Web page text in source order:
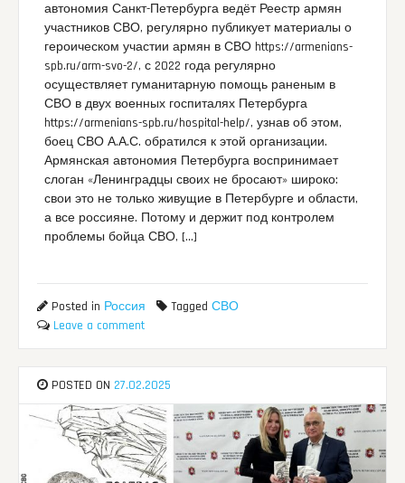
автономия Санкт-Петербурга ведёт Реестр армян
участников СВО, регулярно публикует материалы о
героическом участии армян в СВО https://armenians-
spb.ru/arm-svo-2/, с 2022 года регулярно
осуществляет гуманитарную помощь раненым в
СВО в двух военных госпиталях Петербурга
https://armenians-spb.ru/hospital-help/, узнав об этом,
боец СВО А.А.С. обратился к этой организации.
Армянская автономия Петербурга воспринимает
слоган «Ленинградцы своих не бросают» широко:
свои это не только живущие в Петербурге и области,
а все россияне. Потому и держит под контролем
проблемы бойца СВО, […]
Posted in Россия TaggedСВО
Leave a comment
POSTED ON 27.02.2025